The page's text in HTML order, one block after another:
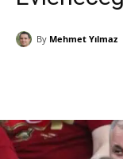
By Mehmet Yılmaz